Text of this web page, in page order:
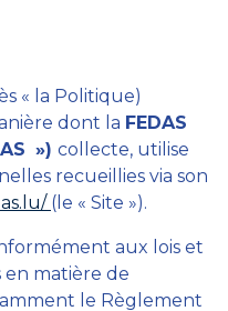
« la Politique)
dont la FEDAS
») collecte, utilise
recueillies via son
(le « Site »).
aux lois et
matière de
le Règlement